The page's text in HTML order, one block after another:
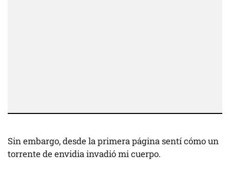
Sin embargo, desde la primera página sentí cómo un
torrente de envidia invadió mi cuerpo.